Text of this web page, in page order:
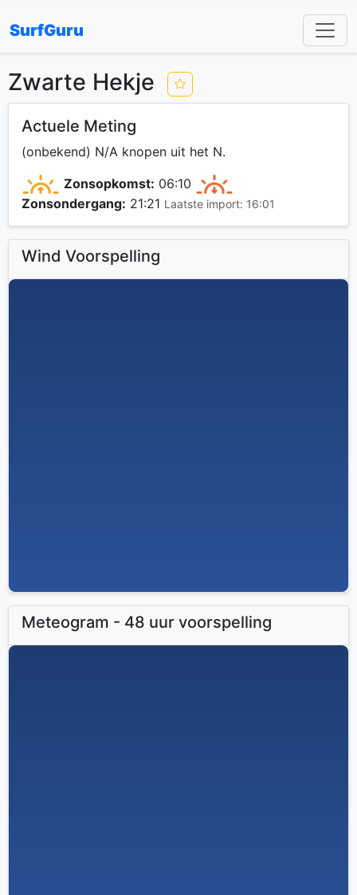
SurfGuru
Zwarte Hekje
Actuele Meting
(onbekend) N/A knopen uit het N.
Zonsopkomst: 06:10
Zonsondergang: 21:21 Laatste import: 16:01
Wind Voorspelling
Meteogram - 48 uur voorspelling